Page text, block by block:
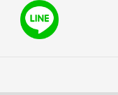
ト登録すれば無償版
反映することができ